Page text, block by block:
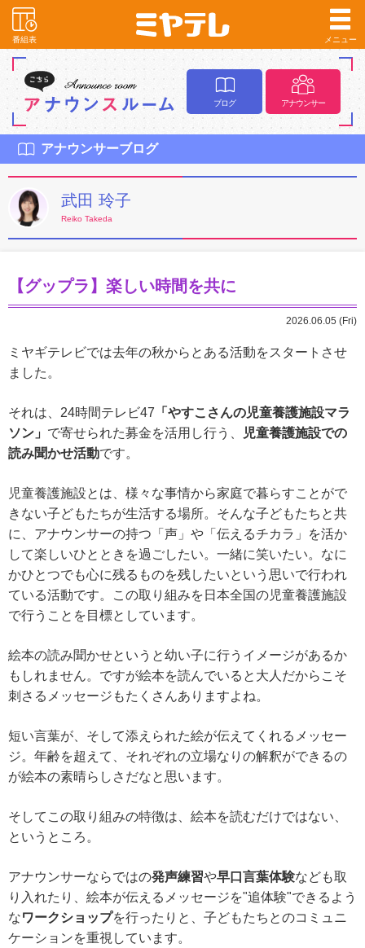
番組表 メニュー
ブログ アナウンサー
アナウンサーブログ
武田 玲子
Reiko Takeda
【グップラ】楽しい時間を共に
2026.06.05 (Fri)
ミヤギテレビでは去年の秋からとある活動をスタートさせ
ました。
それは、24時間テレビ47 「やすこさんの児童養護施設マラ
ソン」 で寄せられた募金を活用し行う、
児童養護施設での
読み聞かせ活動です。
児童養護施設とは、様々な事情から家庭で暮らすことがで
きない子どもたちが生活する場所。そんな子どもたちと共
に、アナウンサーの持つ「声」や「伝えるチカラ」を活か
して楽しいひとときを過ごしたい。一緒に笑いたい。なに
かひとつでも心に残るものを残したいという思いで行われ
ている活動です。この取り組みを日本全国の児童養護施設
で行うことを目標としています。
絵本の読み聞かせというと幼い子に行うイメージがあるか
もしれません。ですが絵本を読んでいると大人だからこそ
刺さるメッセージもたくさんありますよね。
短い言葉が、そして添えられた絵が伝えてくれるメッセー
ジ。年齢を超えて、それぞれの立場なりの解釈ができるの
が絵本の素晴らしさだなと思います。
そしてこの取り組みの特徴は、絵本を読むだけではない、
というところ。
アナウンサーならではの発声練習や早口言葉体験なども取
り入れたり、絵本が伝えるメッセージを"追体験"できるよう
なワークショップを行ったりと、子どもたちとのコミュニ
ケーションを重視しています。